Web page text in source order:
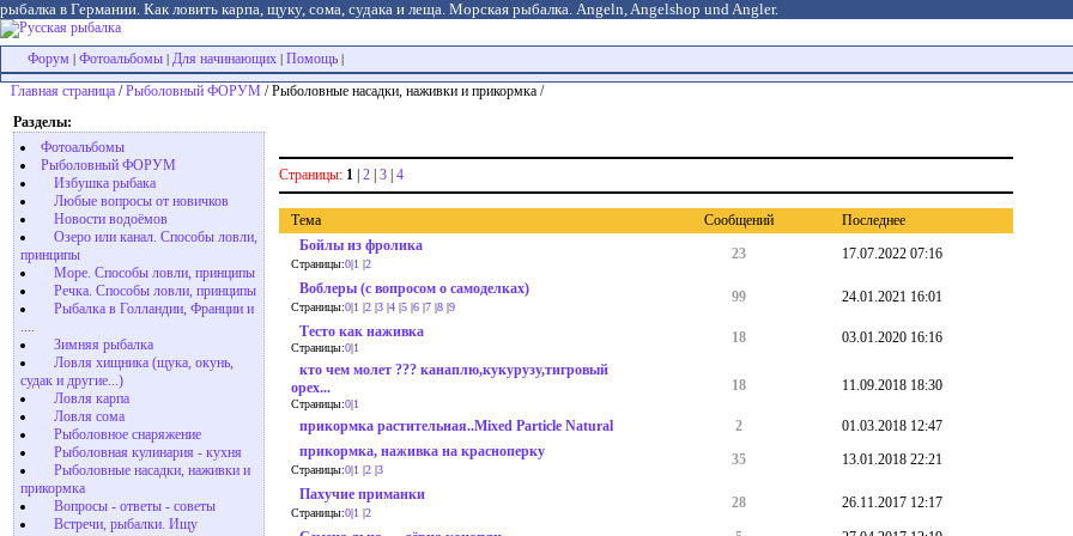
рыбалка в Германии. Как ловить карпа, щуку, сома, судака и леща. Морская рыбалка. Angeln, Angelshop und Angler.
Форум
Фотоальбомы Для начинающих Помощь
Главная страница /Рыболовный ФОРУМ / Рыболовные насадки, наживки и прикормка /
Разделы:
Фотоальбомы
Рыболовный ФОРУМ
Избушка рыбака
Любые вопросы от новичков
Новости водоёмов
Озеро или канал. Способы ловли,
принципы
Море. Способы ловли, принципы
Речка. Способы ловли, принципы
Рыбалка в Голландии, Франции и
....
Зимняя рыбалка
Ловля хищника (щука, окунь,
судак и другие...)
Ловля карпа
Ловля сома
Рыболовное снаряжение
Рыболовная кулинария - кухня
Рыболовные насадки, наживки и
прикормка
Вопросы - ответы - советы
Встречи, рыбалки. Ищу
Страницы: 1 2 3 4
Тема Cообщений
Последнее
Бойлы из фролика
Страницы:0|1 |2
23 17.07.2022 07:16
Воблеры (с вопросом о самоделках)
Страницы:0|1 |2 |3 |4 |5 |6 |7 |8 |9
99 24.01.2021 16:01
Тесто как наживка
Страницы:0|1
18
03.01.2020 16:16
кто чем молет ??? канаплю,кукурузу,тигровый
орех...
Страницы:0|1
18 11.09.2018 18:30
прикормка растительная..Mixed Particle Natural 2
01.03.2018 12:47
прикормка, наживка на красноперку
Страницы:0|1 |2 |3
35 13.01.2018 22:21
Пахучие приманки
Страницы:0|1 |2
28 26.11.2017 12:17